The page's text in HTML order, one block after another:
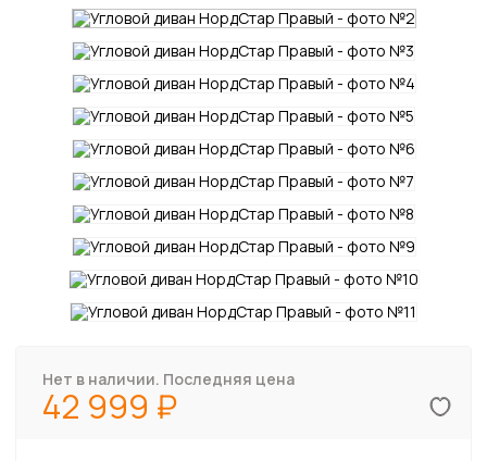
Нет в наличии. Последняя цена
42 999